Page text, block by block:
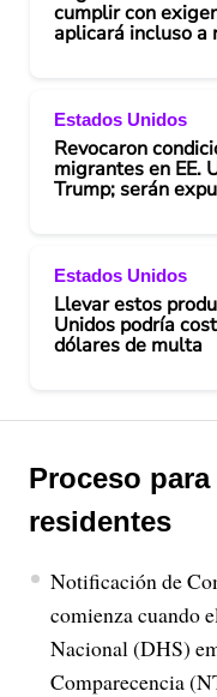
cumplir con
aplicará incluso a
Estados Unidos
Revocaron
migrantes en EE.
Trump; serán
Estados Unidos
Llevar estos
Unidos podría
dólares de multa
Proceso
residentes
Notificación de
comienza cuando
Nacional (DHS)
Comparecencia